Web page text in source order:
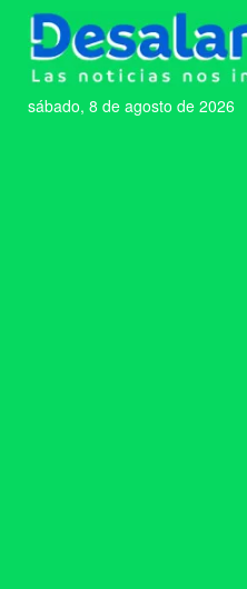
sábado, 8 de agosto de 2026